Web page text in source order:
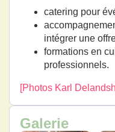
catering pour
intégrer une
formations en
professionnels.
[Photos Karl
Galerie